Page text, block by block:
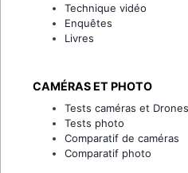
Technique vidéo
Enquêtes
Livres
CAMÉRAS ET PHOTO
Tests caméras et Drones
Tests photo
Comparatif de caméras
Comparatif photo